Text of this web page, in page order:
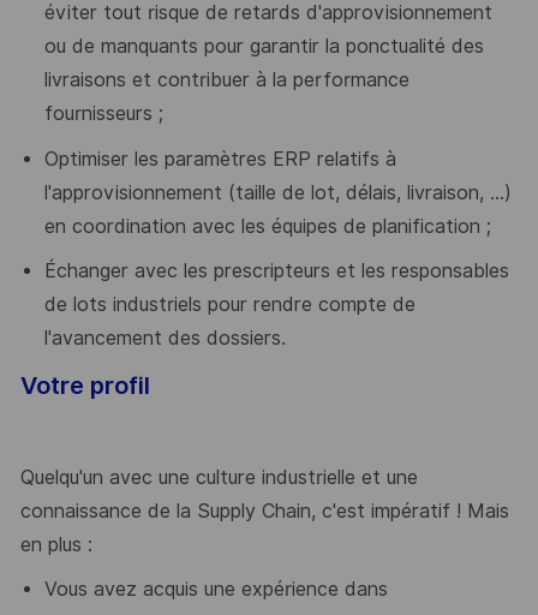
éviter tout risque de retards d'approvisionnement
ou de manquants pour garantir la ponctualité des
livraisons et contribuer à la performance
fournisseurs ;
Optimiser les paramètres ERP relatifs à
l'approvisionnement (taille de lot, délais, livraison, ...)
en coordination avec les équipes de planification ;
Échanger avec les prescripteurs et les responsables
de lots industriels pour rendre compte de
l'avancement des dossiers.
Votre profil
Quelqu'un avec une culture industrielle et une
connaissance de la Supply Chain, c'est impératif ! Mais
en plus :
Vous avez acquis une expérience dans